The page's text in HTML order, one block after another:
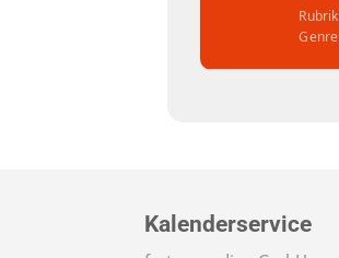
Rubrik
Genre
Kalenderservice